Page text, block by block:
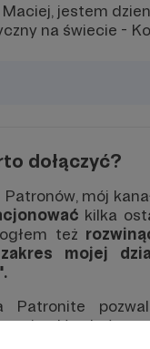
jestem
na świecie -
dołączyć?
mój
kilka
też
mojej
Patronite
wyjazdów, które